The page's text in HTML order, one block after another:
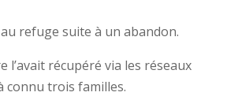
refuge suite à un abandon.
l’avait récupéré via les réseaux
connu trois familles.